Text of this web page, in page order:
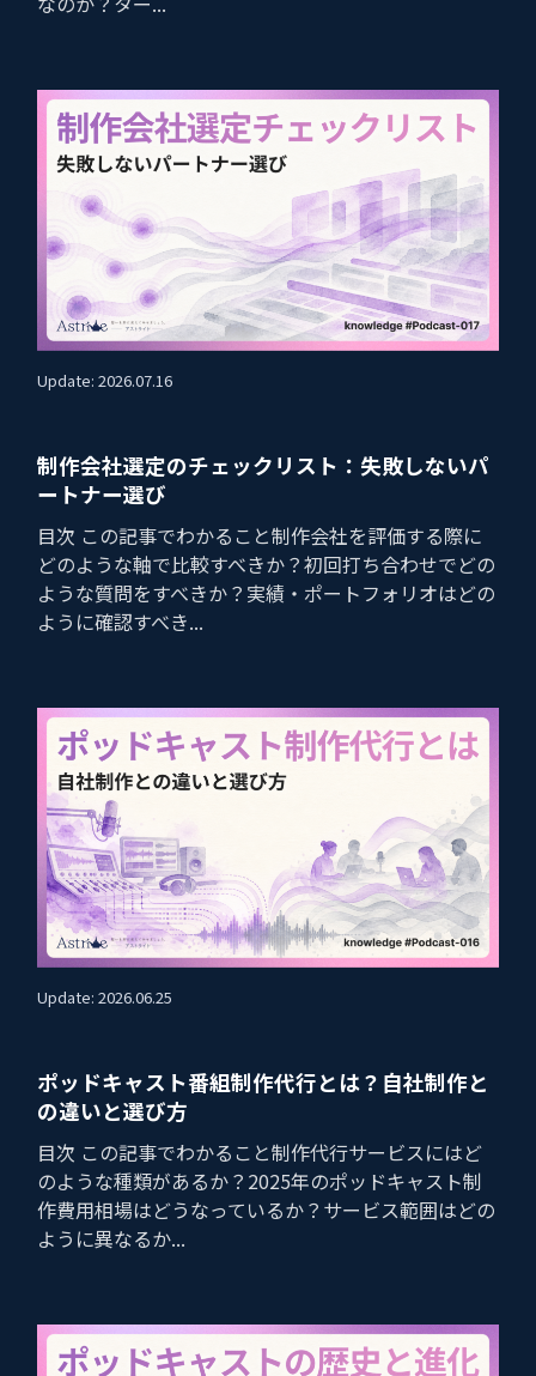
Update: 2026.07.16
制作会社選定のチェックリスト：失敗しないパ
ートナー選び
目次 この記事でわかること制作会社を評価する際に
どのような軸で比較すべきか？初回打ち合わせでどの
ような質問をすべきか？実績・ポートフォリオはどの
ように確認すべき...
Update: 2026.06.25
ポッドキャスト番組制作代行とは？自社制作と
の違いと選び方
目次 この記事でわかること制作代行サービスにはど
のような種類があるか？2025年のポッドキャスト制
作費用相場はどうなっているか？サービス範囲はどの
ように異なるか...